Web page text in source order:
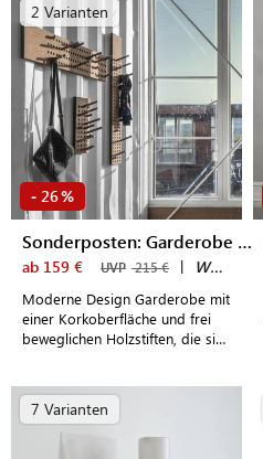
2 Varianten
- 26%
Sonderposten: Garderobe SCOREBOARD mit Kork
ab 159 € UVP 215 € | We Do Wood
Moderne Design Garderobe mit
einer Korkoberfläche und frei
beweglichen Holzstiften, die sich
7 Varianten